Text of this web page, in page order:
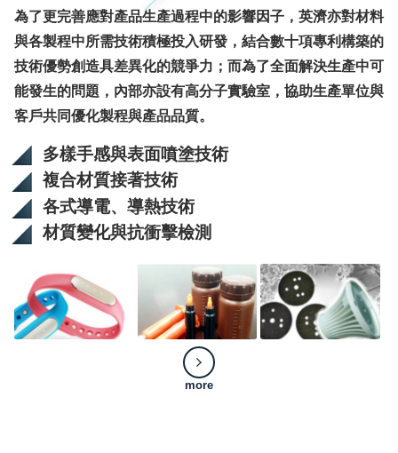
為了更完善應對產品生產過程中的影響因子，英濟亦對材料
與各製程中所需技術積極投入研發，結合數十項專利構築的
技術優勢創造具差異化的競爭力；而為了全面解決生產中可
能發生的問題，內部亦設有高分子實驗室，協助生產單位與
客戶共同優化製程與產品品質。
多樣手感與表面噴塗技術
複合材質接著技術
各式導電、導熱技術
材質變化與抗衝擊檢測
more